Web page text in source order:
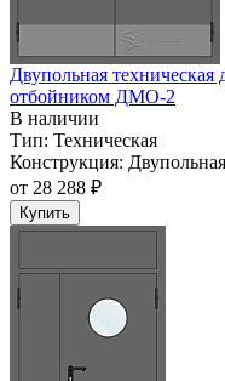
Двупольная техническая
отбойником ДМО-2
В наличии
Тип: Техническая
Конструкция: Двупольная
от 28 288 ₽
Купить